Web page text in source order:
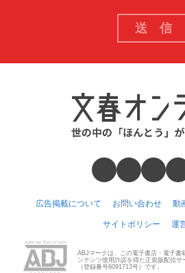
広告掲載について お問い合わせ 動
サイトポリシー 運
ABJマークは、この電子書店・電子書
ンテンツ使用許諾を得た正規版配信
（登録番号6091713号）です。